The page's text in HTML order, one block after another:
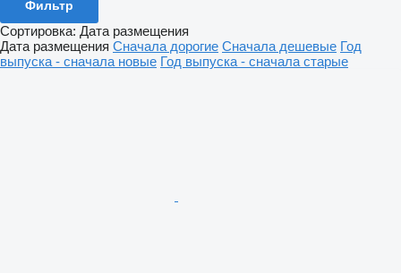
Фильтр
Сортировка: Дата размещения
Дата размещения Сначала дорогие Сначала дешевые Год
выпуска - сначала новые Год выпуска - сначала старые